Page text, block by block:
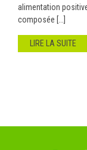
alimentation
composée [...]
LIRE LA SUITE